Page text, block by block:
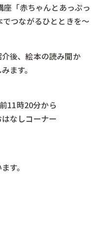
「赤ちゃんとあっぷっ
つながるひとときを～
後、絵本の読み聞か
ます。
11時20分から
なしコーナー
す。